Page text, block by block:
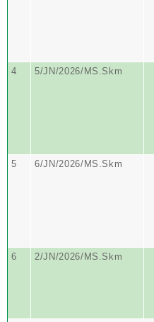
4
5/JN/2026/MS.Skm
5
6/JN/2026/MS.Skm
6
2/JN/2026/MS.Skm